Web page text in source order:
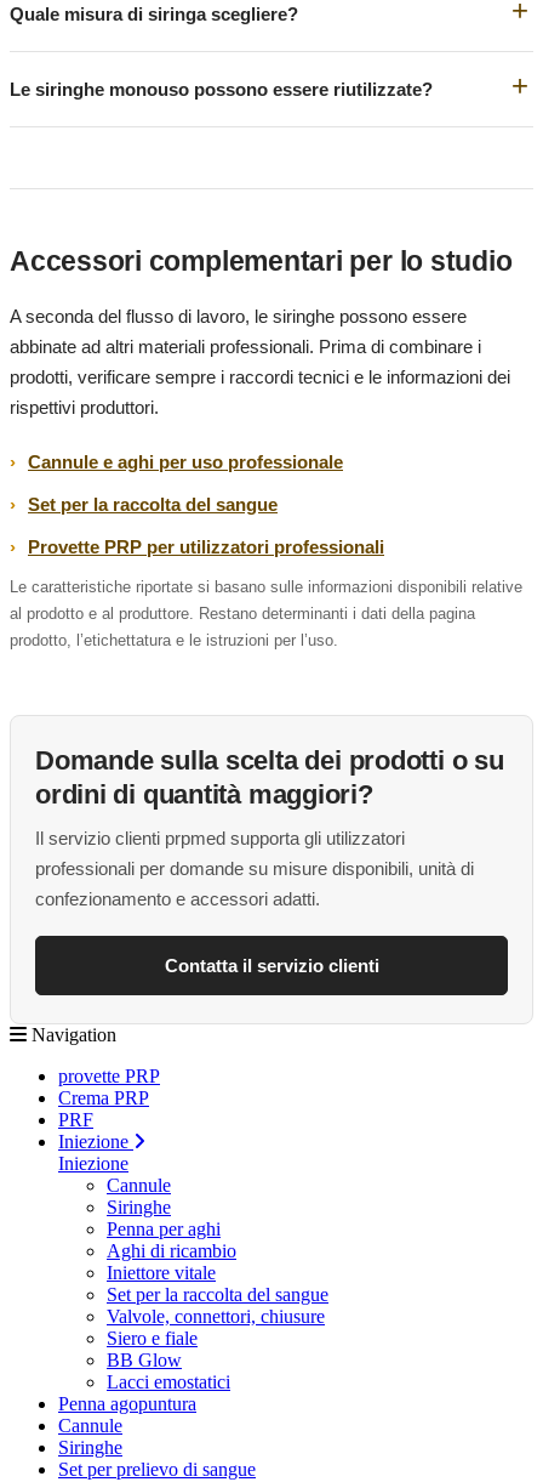
Quale misura di siringa scegliere?
Le siringhe monouso possono essere riutilizzate?
Accessori complementari per lo studio
A seconda del flusso di lavoro, le siringhe possono essere
abbinate ad altri materiali professionali. Prima di combinare i
prodotti, verificare sempre i raccordi tecnici e le informazioni dei
rispettivi produttori.
Cannule e aghi per uso professionale
Set per la raccolta del sangue
Provette PRP per utilizzatori professionali
Le caratteristiche riportate si basano sulle informazioni disponibili relative
al prodotto e al produttore. Restano determinanti i dati della pagina
prodotto, l’etichettatura e le istruzioni per l’uso.
Domande sulla scelta dei prodotti o su
ordini di quantità maggiori?
Il servizio clienti prpmed supporta gli utilizzatori
professionali per domande su misure disponibili, unità di
confezionamento e accessori adatti.
Contatta il servizio clienti
Navigation
provette PRP
Crema PRP
PRF
Iniezione
Iniezione
Cannule
Siringhe
Penna per aghi
Aghi di ricambio
Iniettore vitale
Set per la raccolta del sangue
Valvole, connettori, chiusure
Siero e fiale
BB Glow
Lacci emostatici
Penna agopuntura
Cannule
Siringhe
Set per prelievo di sangue